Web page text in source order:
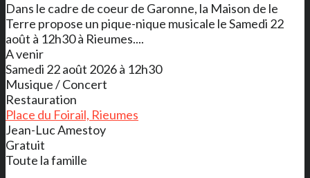
Dans le cadre de coeur de Garonne, la Maison de le
Terre propose un pique-nique musicale le Samedi 22
août à 12h30 à Rieumes....
A venir
Samedi 22 août 2026 à 12h30
Musique / Concert
Restauration
Place du Foirail, Rieumes
Jean-Luc Amestoy
Gratuit
Toute la famille